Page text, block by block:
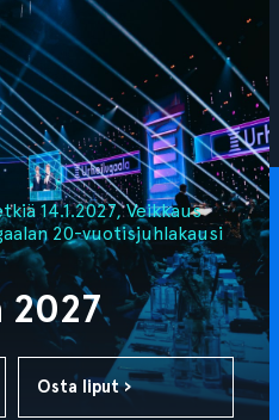
14.1.2027, Veikkaus
20-vuotisjuhlakausi
2027
Osta liput ›